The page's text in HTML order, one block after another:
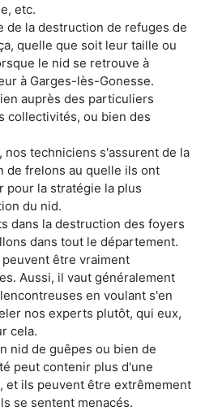
etc.
de la destruction de refuges de
quelle que soit leur taille ou
le nid se retrouve à
à Garges-lès-Gonesse.
auprès des particuliers
collectivités, ou bien des
nos techniciens s'assurent de la
de frelons au quelle ils ont
pour la stratégie la plus
du nid.
dans la destruction des foyers
dans tout le département.
être vraiment
Aussi, il vaut généralement
en voulant s'en
nos experts plutôt, qui eux,
cela.
nid de guêpes ou bien de
peut contenir plus d'une
et ils peuvent être extrêmement
se sentent menacés.